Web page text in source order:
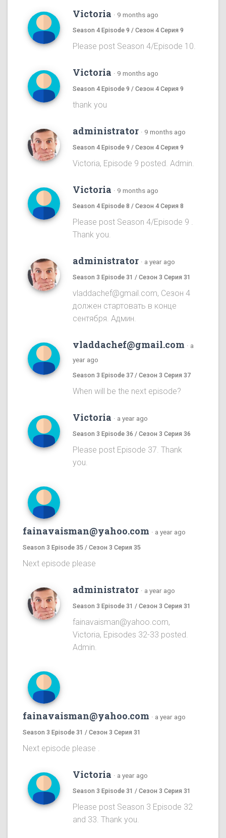
Victoria · 9 months ago
Season 4 Episode 9 / Сезон 4 Серия 9
Please post Season 4/Episode 10.
Victoria · 9 months ago
Season 4 Episode 9 / Сезон 4 Серия 9
thank you
administrator · 9 months ago
Season 4 Episode 9 / Сезон 4 Серия 9
Victoria, Episode 9 posted. Admin.
Victoria · 9 months ago
Season 4 Episode 8 / Сезон 4 Серия 8
Please post Season 4/Episode 9 .
Thank you.
administrator · a year ago
Season 3 Episode 31 / Сезон 3 Серия 31
vladdachef@gmail.com, Сезон 4
должен стартовать в конце
сентября. Админ.
vladdachef@gmail.com · a
year ago
Season 3 Episode 37 / Сезон 3 Серия 37
When will be the next episode?
Victoria · a year ago
Season 3 Episode 36 / Сезон 3 Серия 36
Please post Episode 37. Thank
you.
fainavaisman@yahoo.com · a year ago
Season 3 Episode 35 / Сезон 3 Серия 35
Next episode please
administrator · a year ago
Season 3 Episode 31 / Сезон 3 Серия 31
fainavaisman@yahoo.com,
Victoria, Episodes 32-33 posted.
Admin.
fainavaisman@yahoo.com · a year ago
Season 3 Episode 31 / Сезон 3 Серия 31
Next episode please .
Victoria · a year ago
Season 3 Episode 31 / Сезон 3 Серия 31
Please post Season 3 Episode 32
and 33. Thank you.